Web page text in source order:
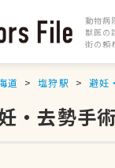
動物病
獣医の
街の頼
道 塩狩駅 避妊
・去勢手